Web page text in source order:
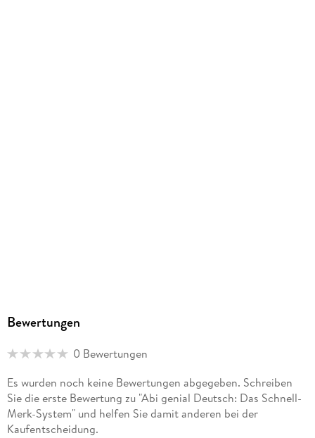
Bewertungen
0 Bewertungen
Es wurden noch keine Bewertungen abgegeben. Schreiben
Sie die erste Bewertung zu "Abi genial Deutsch: Das Schnell-
Merk-System" und helfen Sie damit anderen bei der
Kaufentscheidung.